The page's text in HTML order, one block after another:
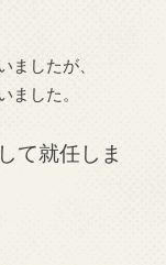
ましたが、
ました。
て就任しま